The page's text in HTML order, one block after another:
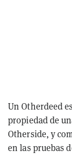
Un Otherdeed
propiedad de
Otherside, y
en las pruebas